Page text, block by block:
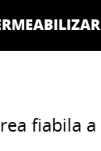
fiabila